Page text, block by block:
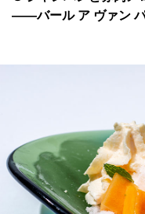
——バール ア ヴァン